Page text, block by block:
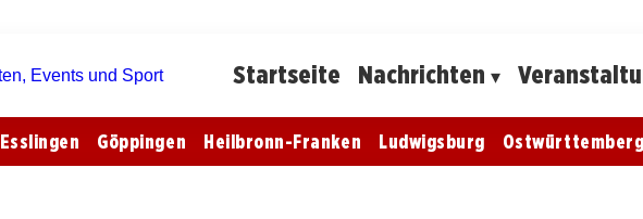
Startseite Nachrichten
Esslingen Göppingen Heilbronn-Franken Ludwigsburg Ostwürttemberg